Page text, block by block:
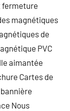
fermeture
magnétiques
de
PVC
aimantée
Cartes de
Nous